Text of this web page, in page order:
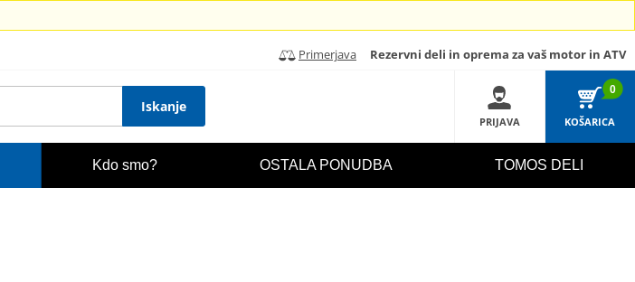
Primerjava Rezervni deli in oprema za vaš motor in ATV
Iskanje
PRIJAVA
0
KOŠARICA
Kdo smo? OSTALA PONUDBA TOMOS DELI